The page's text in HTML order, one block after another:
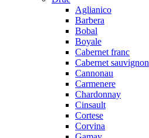
Aglianico
Barbera
Bobal
Boyale
Cabernet franc
Cabernet sauvignon
Cannonau
Carmenere
Chardonnay
Cinsault
Cortese
Corvina